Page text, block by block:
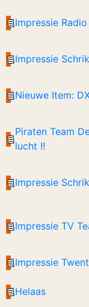
Impressie
Impressie
Nieuwe Item:
Piraten Team
lucht !!
Impressie
Impressie TV
Impressie
Helaas